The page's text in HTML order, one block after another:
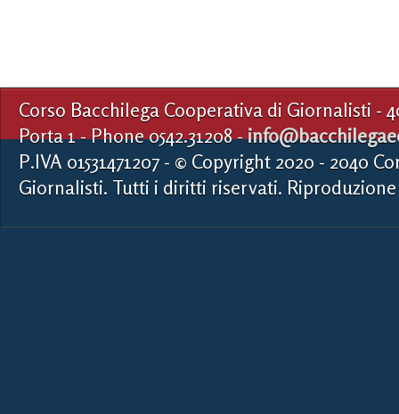
Corso Bacchilega Cooperativa di Giornalisti -
Porta 1 - Phone 0542.31208 -
P.IVA 01531471207 - © Copyright 2020 - 2040
Giornalisti. Tutti i diritti riservati.